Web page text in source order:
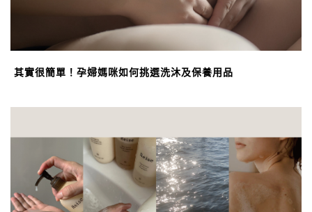
其實很簡單！孕婦媽咪如何挑選洗沐及保養用品